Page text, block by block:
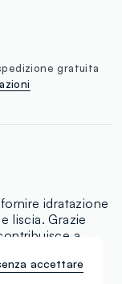
gratuita
idratazione
liscia. Grazie
a
più tonica e
ed estratto di
accettare